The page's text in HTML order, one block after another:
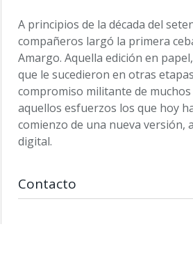
A principios de la década del
compañeros largó la primera
Amargo. Aquella edición en
que le sucedieron en otras
compromiso militante de
aquellos esfuerzos los que hoy
comienzo de una nueva versión,
digital.
Contacto